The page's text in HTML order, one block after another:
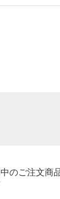
のご注文商